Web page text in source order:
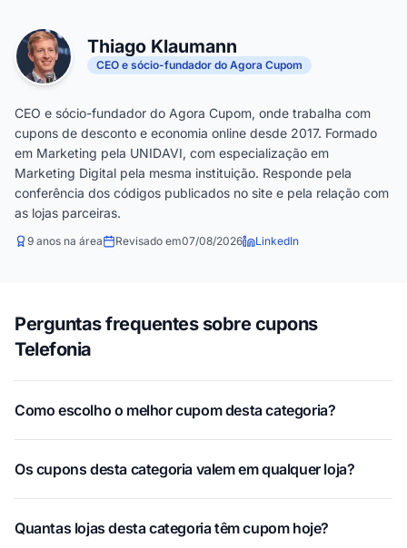
Thiago Klaumann
CEO e sócio-fundador do Agora Cupom
CEO e sócio-fundador do Agora Cupom, onde trabalha com
cupons de desconto e economia online desde 2017. Formado
em Marketing pela UNIDAVI, com especialização em
Marketing Digital pela mesma instituição. Responde pela
conferência dos códigos publicados no site e pela relação com
as lojas parceiras.
9 anos na área Revisado em07/08/2026 LinkedIn
Perguntas frequentes sobre cupons
Telefonia
Como escolho o melhor cupom desta categoria?
Os cupons desta categoria valem em qualquer loja?
Quantas lojas desta categoria têm cupom hoje?